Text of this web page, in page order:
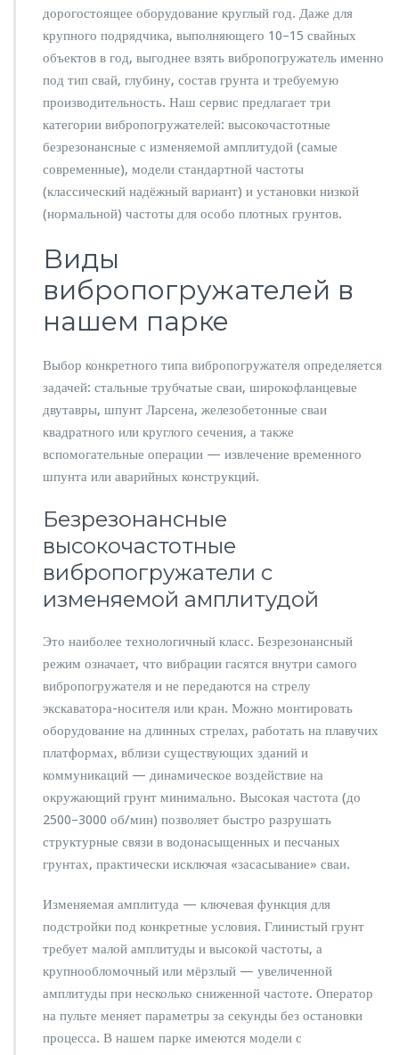
о
в
н
и
я
д
я
л
ю
б
в
а
х
р
а
о
т
дорогостоящее оборудование круглый год. Даже для
крупного подрядчика, выполняющего 10–15 свайных
объектов в год, выгоднее взять вибропогружатель именно
под тип свай, глубину, состав грунта и требуемую
производительность. Наш сервис предлагает три
категории вибропогружателей: высокочастотные
безрезонансные с изменяемой амплитудой (самые
современные), модели стандартной частоты
(классический надёжный вариант) и установки низкой
(нормальной) частоты для особо плотных грунтов.
Виды
вибропогружателей в
нашем парке
Выбор конкретного типа вибропогружателя определяется
задачей: стальные трубчатые сваи, широкофланцевые
двутавры, шпунт Ларсена, железобетонные сваи
квадратного или круглого сечения, а также
вспомогательные операции — извлечение временного
шпунта или аварийных конструкций.
Безрезонансные
высокочастотные
вибропогружатели с
изменяемой амплитудой
Это наиболее технологичный класс. Безрезонансный
режим означает, что вибрации гасятся внутри самого
вибропогружателя и не передаются на стрелу
экскаватора-носителя или кран. Можно монтировать
оборудование на длинных стрелах, работать на плавучих
платформах, вблизи существующих зданий и
коммуникаций — динамическое воздействие на
окружающий грунт минимально. Высокая частота (до
2500–3000 об/мин) позволяет быстро разрушать
структурные связи в водонасыщенных и песчаных
грунтах, практически исключая «засасывание» сваи.
Изменяемая амплитуда — ключевая функция для
подстройки под конкретные условия. Глинистый грунт
требует малой амплитуды и высокой частоты, а
крупнообломочный или мёрзлый — увеличенной
амплитуды при несколько сниженной частоте. Оператор
на пульте меняет параметры за секунды без остановки
процесса. В нашем парке имеются модели с